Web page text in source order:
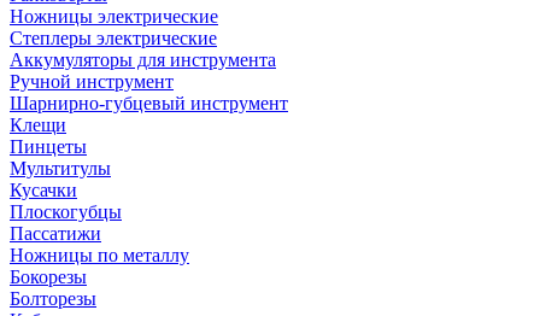
Ножницы электрические
Степлеры электрические
Аккумуляторы для инструмента
Ручной инструмент
Шарнирно-губцевый инструмент
Клещи
Пинцеты
Мультитулы
Кусачки
Плоскогубцы
Пассатижи
Ножницы по металлу
Бокорезы
Болторезы